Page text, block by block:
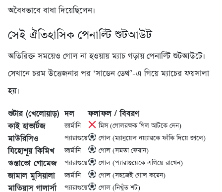
অবৈধভাবে বাধা দিয়েছিলেন।
সেই ঐতিহাসিক পেনাল্টি শুটআউট
অতিরিক্ত সময়েও গোল না হওয়ায় ম্যাচ গড়ায় পেনাল্টি শুটআউটে।
সেখানে চরম উত্তেজনার পর ‘সাডেন ডেথ’-এ গিয়ে ম্যাচের ফয়সালা
হয়।
শুটার (খেলোয়াড়) দল
ফলাফল / বিবরণ
কাই হাভার্টজ
জার্মানি মিস (গোলরক্ষক গিল আটকে দেন)
মাউরিসিও প্যারাগুয়ে গোল (ম্যানুয়েল নয়্যারকে ফাঁকি দিয়ে জালে)
যিহোশূয় কিমিখ জার্মানি গোল (সমতা ফেরান)
গুস্তাভো গোমেজ প্যারাগুয়ে গোল (প্যারাগুয়েকে এগিয়ে রাখেন)
জামাল মুসিয়ালা জার্মানি গোল (সহজেই গোল করেন)
মাতিয়াস গালার্সা প্যারাগুয়ে গোল (নিখুঁত শট)